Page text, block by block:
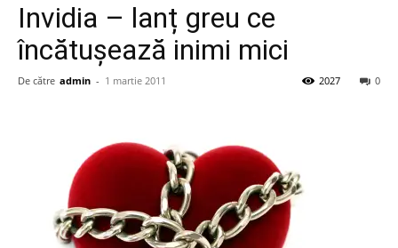
Invidia – lanț greu ce
încătușează inimi mici
De către admin - 1 martie 2011 0
2027